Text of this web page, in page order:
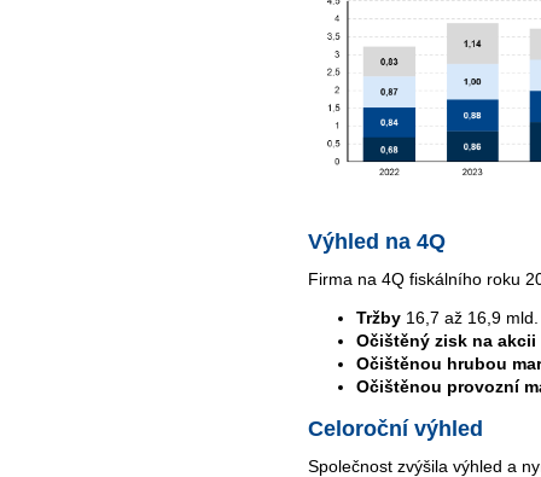
Výhled na 4Q
Firma na 4Q fiskálního roku
Tržby 16,7 až 16,9
Očištěný zisk na akcii
Očištěnou hrubou
Očištěnou provozní
Celoroční výhled
Společnost zvýšila výhled a